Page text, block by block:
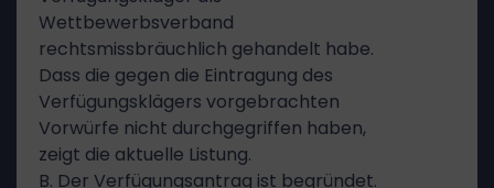
Wettbewerbsverband
rechtsmissbräuchlich gehandelt habe.
Dass die gegen die Eintragung des
Verfügungsklägers vorgebrachten
Vorwürfe nicht durchgegriffen haben,
zeigt die aktuelle Listung.
B. Der Verfügungsantrag ist begründet.